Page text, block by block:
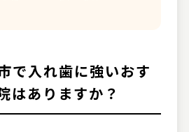
で入れ歯に強いおす
はありますか？